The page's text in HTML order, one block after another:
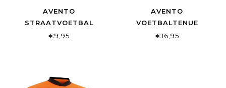
AVENTO
STRAATVOETBAL
HOLLAND ORANJE
€9,95
AVENTO
VOETBALTENUE
SUPPORTER JUNIOR
€16,95